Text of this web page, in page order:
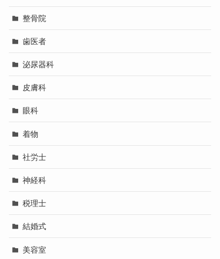
整骨院
歯医者
泌尿器科
皮膚科
眼科
着物
社労士
神経科
税理士
結婚式
美容室